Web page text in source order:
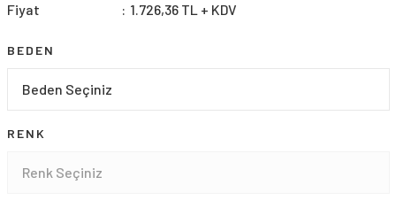
Fiyat
1.726,36 TL + KDV
BEDEN
RENK